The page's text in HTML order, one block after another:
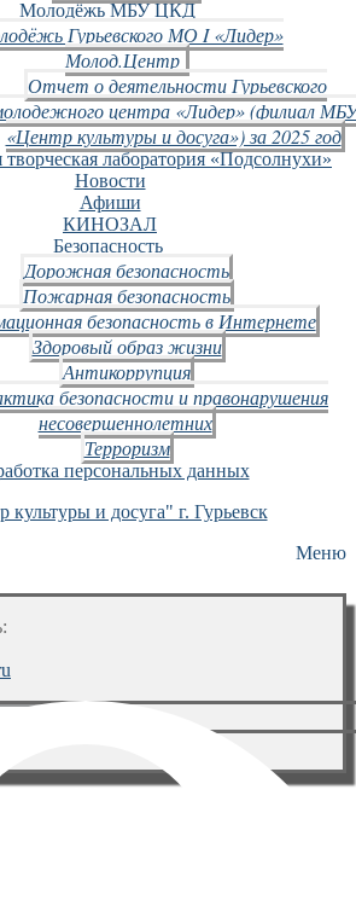
Молодёжь МБУ ЦКД
Гурьевского МО I «Лидер»
Молод.Центр
Отчет о деятельности Гурьевского
центра «Лидер» (филиал
«Центр культуры и досуга») за 2025 год
лаборатория «Подсолнухи»
Новости
Афиши
КИНОЗАЛ
Безопасность
Дорожная безопасность
Пожарная безопасность
безопасность в Интернете
Здоровый образ жизни
Антикоррупция
безопасности и правонарушения
несовершеннолетних
Терроризм
персональных данных
и досуга" г. Гурьевск
Меню